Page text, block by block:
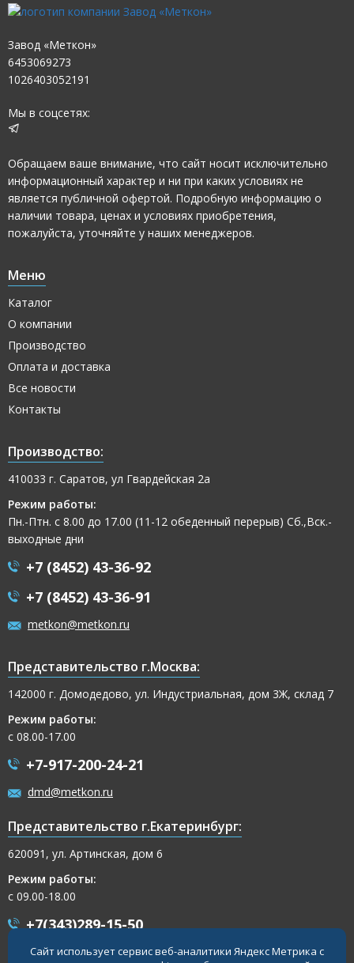
Завод «Меткон»
6453069273
1026403052191
Мы в соцсетях:
Обращаем ваше внимание, что сайт носит исключительно
информационный характер и ни при каких условиях не
является публичной офертой. Подробную информацию о
наличии товара, ценах и условиях приобретения,
пожалуйста, уточняйте у наших менеджеров.
Меню
Каталог
О компании
Производство
Оплата и доставка
Все новости
Контакты
Производство:
410033 г. Саратов, ул Гвардейская 2а
Режим работы:
Пн.-Птн. с 8.00 до 17.00 (11-12 обеденный перерыв) Сб.,Вск.-
выходные дни
+7 (8452) 43-36-92
+7 (8452) 43-36-91
metkon@metkon.ru
Представительство г.Москва:
142000 г. Домодедово, ул. Индустриальная, дом 3Ж, склад 7
Режим работы:
с 08.00-17.00
+7-917-200-24-21
dmd@metkon.ru
Представительство г.Екатеринбург:
620091, ул. Артинская, дом 6
Режим работы:
с 09.00-18.00
+7(343)289-15-50
+7-917-200-32-54
Сайт использует сервис веб-аналитики Яндекс Метрика с